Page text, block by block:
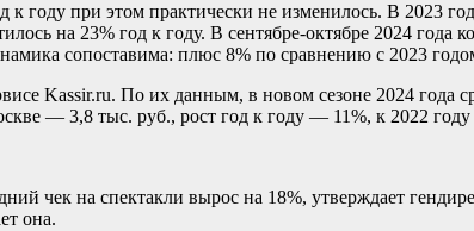
к году при этом практически не изменилось. В 2023
на 23% год к году. В сентябре-октябре 2024 года
сопоставима: плюс 8% по сравнению с 2023
Kassir.ru. По их данным, в новом сезоне 2024 года
— 3,8 тыс. руб., рост год к году — 11%, к 2022
чек на спектакли вырос на 18%, утверждает
она.